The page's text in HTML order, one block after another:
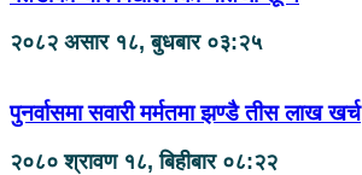
२०८२ असार १८, बुधबार ०३:२५
पुनर्वासमा सवारी मर्मतमा झण्डै तीस लाख खर्च
२०८० श्रावण १८, बिहीबार ०८:२२